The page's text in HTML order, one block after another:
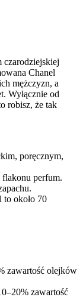
czarodziejskiej
Chanel
mężczyzn, a
Wyłącznie od
robisz, że tak
poręcznym,
flakonu perfum.
to około 70
zawartość olejków
zawartość